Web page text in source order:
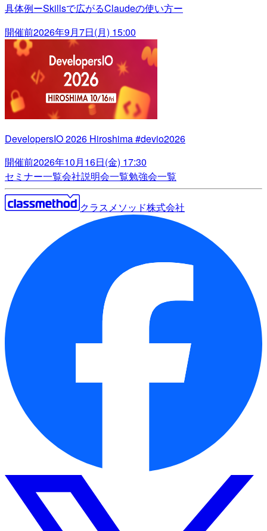
具体例ーSkillsで広がるClaudeの使い方ー
開催前2026年9月7日(月) 15:00
DevelopersIO 2026 Hiroshima #devio2026
開催前2026年10月16日(金) 17:30
セミナー一覧会社説明会一覧勉強会一覧
クラスメソッド株式会社